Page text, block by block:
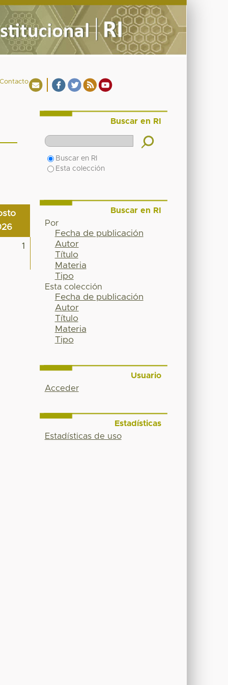
1
Buscar en RI
Buscar en RI
Esta colección
Buscar en RI
Por
Fecha de publicación
Autor
Título
Materia
Tipo
Esta colección
Fecha de publicación
Autor
Título
Materia
Tipo
Usuario
Acceder
Estadísticas
Estadísticas de uso